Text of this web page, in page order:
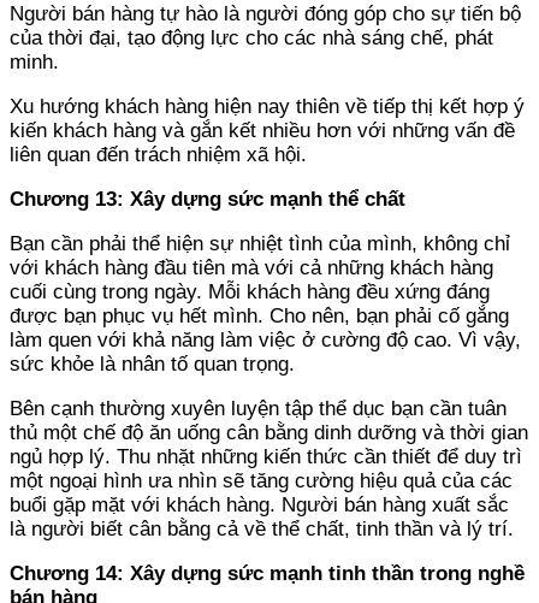
Người bán hàng tự hào là người đóng góp cho sự tiến bộ
của thời đại, tạo động lực cho các nhà sáng chế, phát
minh.
Xu hướng khách hàng hiện nay thiên về tiếp thị kết hợp ý
kiến khách hàng và gắn kết nhiều hơn với những vấn đề
liên quan đến trách nhiệm xã hội.
Chương 13: Xây dựng sức mạnh thể chất
Bạn cần phải thể hiện sự nhiệt tình của mình, không chỉ
với khách hàng đầu tiên mà với cả những khách hàng
cuối cùng trong ngày. Mỗi khách hàng đều xứng đáng
được bạn phục vụ hết mình. Cho nên, bạn phải cố gắng
làm quen với khả năng làm việc ở cường độ cao. Vì vậy,
sức khỏe là nhân tố quan trọng.
Bên cạnh thường xuyên luyện tập thể dục bạn cần tuân
thủ một chế độ ăn uống cân bằng dinh dưỡng và thời gian
ngủ hợp lý. Thu nhặt những kiến thức cần thiết để duy trì
một ngoại hình ưa nhìn sẽ tăng cường hiệu quả của các
buổi gặp mặt với khách hàng. Người bán hàng xuất sắc
là người biết cân bằng cả về thể chất, tinh thần và lý trí.
Chương 14: Xây dựng sức mạnh tinh thần trong nghề
bán hàng